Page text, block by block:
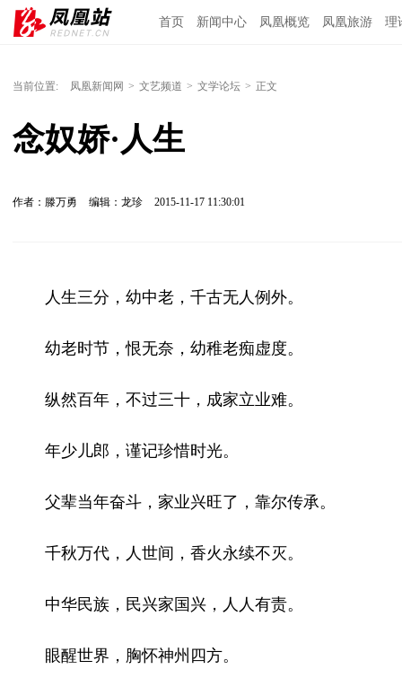
首页 新闻中心 凤凰概览 凤凰旅游 理
当前位置: 凤凰新闻网 > 文艺频道 > 文学论坛 > 正文
念奴娇·人生
作者：滕万勇 编辑：龙珍 2015-11-17 11:30:01
人生三分，幼中老，千古无人例外。
幼老时节，恨无奈，幼稚老痴虚度。
纵然百年，不过三十，成家立业难。
年少儿郎，谨记珍惜时光。
父辈当年奋斗，家业兴旺了，靠尔传承。
千秋万代，人世间，香火永续不灭。
中华民族，民兴家国兴，人人有责。
眼醒世界，胸怀神州四方。